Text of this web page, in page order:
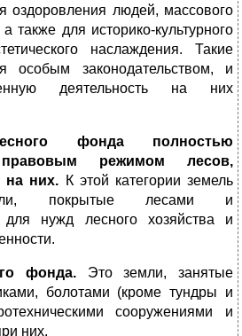
оздоровления людей, массового
также для историко-культурного
наслаждения. Такие
особым законодательством, и
деятельность на них
фонда полностью
правовым режимом лесов,
на них. К этой категории земель
покрытые лесами и
для нужд лесного хозяйства и
фонда. Это земли, занятые
болотами (кроме тундры и
сооружениями и
них.